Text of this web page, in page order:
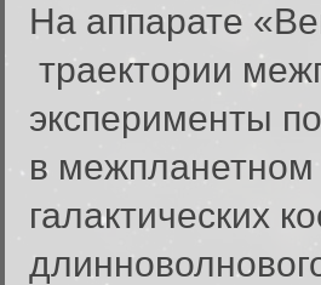
На аппарате
траектории
эксперименты
в
галактических